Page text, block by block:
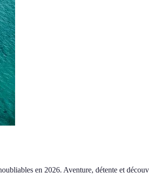
en 2026. Aventure, détente et